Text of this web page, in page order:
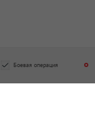
Боевая операция